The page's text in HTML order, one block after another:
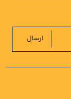
ارسال